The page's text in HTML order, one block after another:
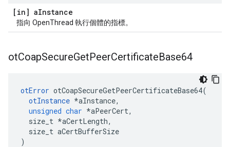
[in] aInstance
指向 OpenThread 執行個體的指標。
otCoapSecureGetPeerCertificateBase64
otError otCoapSecureGetPeerCertificateBase64(
otInstance *aInstance,
unsigned char *aPeerCert,
size_t *aCertLength,
size_t aCertBufferSize
)